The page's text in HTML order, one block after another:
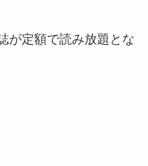
が定額で読み放題とな